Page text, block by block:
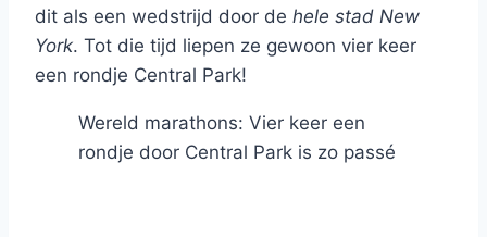
dit als een wedstrijd door de hele stad New
York. Tot die tijd liepen ze gewoon vier keer
een rondje Central Park!
Wereld marathons: Vier keer een
rondje door Central Park is zo passé